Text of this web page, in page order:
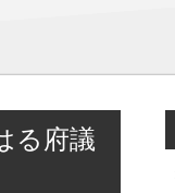
る府議